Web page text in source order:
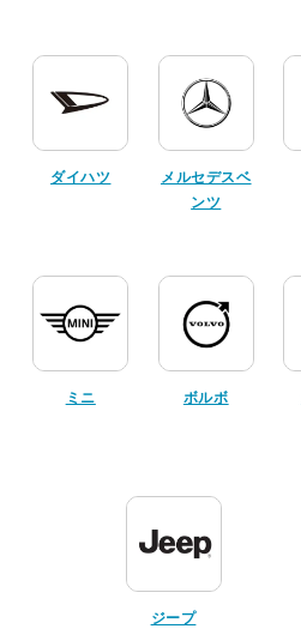
ダイハツ
メルセデスベ
ンツ
ミニ ボルボ
ジープ